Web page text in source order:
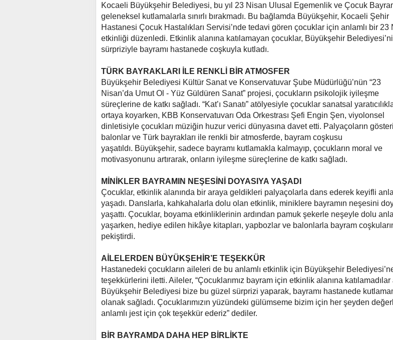
Kocaeli Büyükşehir Belediyesi, bu yıl 23 Nisan Ulusal Egemenlik ve Çocuk
geleneksel kutlamalarla sınırlı bırakmadı. Bu bağlamda Büyükşehir, Kocaeli Şehir
Hastanesi Çocuk Hastalıkları Servisi’nde tedavi gören çocuklar için anlamlı bir 23
etkinliği düzenledi. Etkinlik alanına katılamayan çocuklar, Büyükşehir
sürpriziyle bayramı hastanede coşkuyla kutladı.
TÜRK BAYRAKLARI İLE RENKLİ BİR ATMOSFER
Büyükşehir Belediyesi Kültür Sanat ve Konservatuvar Şube Müdürlüğü’nün “23
Nisan’da Umut Ol - Yüz Güldüren Sanat” projesi, çocukların psikolojik iyileşme
süreçlerine de katkı sağladı. “Kat’ı Sanatı” atölyesiyle çocuklar sanatsal
ortaya koyarken, KBB Konservatuvarı Oda Orkestrası Şefi Engin Şen, viyolonsel
dinletisiyle çocukları müziğin huzur verici dünyasına davet etti. Palyaçoların
balonlar ve Türk bayrakları ile renkli bir atmosferde, bayram coşkusu
yaşatıldı. Büyükşehir, sadece bayramı kutlamakla kalmayıp, çocukların moral ve
motivasyonunu artırarak, onların iyileşme süreçlerine de katkı sağladı.
MİNİKLER BAYRAMIN NEŞESİNİ DOYASIYA YAŞADI
Çocuklar, etkinlik alanında bir araya geldikleri palyaçolarla dans ederek keyifli
yaşadı. Danslarla, kahkahalarla dolu olan etkinlik, miniklere bayramın neşesini
yaşattı. Çocuklar, boyama etkinliklerinin ardından pamuk şekerle neşeyle dolu
yaşarken, hediye edilen hikâye kitapları, yapbozlar ve balonlarla bayram
pekiştirdi.
AİLELERDEN BÜYÜKŞEHİR’E TEŞEKKÜR
Hastanedeki çocukların aileleri de bu anlamlı etkinlik için Büyükşehir
teşekkürlerini iletti. Aileler, “Çocuklarımız bayram için etkinlik alanına katılamadılar
Büyükşehir Belediyesi bize bu güzel sürprizi yaparak, bayramı hastanede
olanak sağladı. Çocuklarımızın yüzündeki gülümseme bizim için her şeyden
anlamlı jest için çok teşekkür ederiz” dediler.
BİR BAYRAMDA DAHA HEP BİRLİKTE